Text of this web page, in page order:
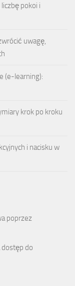
pokoi i
uwagę,
(e-learning):
krok po kroku
i nacisku w
poprzez
dostęp do